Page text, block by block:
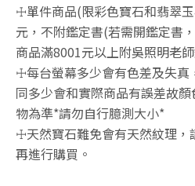
☩單件商品(限彩色寶石和翡翠
元，不附鑑定書(若需開鑑定書
商品滿8001元以上附吳照明老
☩每台螢幕多少會有色差及失真
同多少會和實際商品有誤差故
物為準*請勿自行臆測大小*
☩天然寶石難免會有天然紋理，
再進行購買。